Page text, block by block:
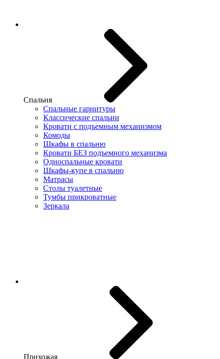
Спальня
Спальные гарнитуры
Классические спальни
Кровати с подъемным механизмом
Комоды
Шкафы в спальню
Кровати БЕЗ подъемного механизма
Односпальные кровати
Шкафы-купе в спальню
Матрасы
Столы туалетные
Тумбы прикроватные
Зеркала
Прихожая